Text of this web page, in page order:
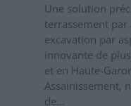
Une solution
terrassement
excavation par
innovante de
et en Haute-
Assainissement,
de...